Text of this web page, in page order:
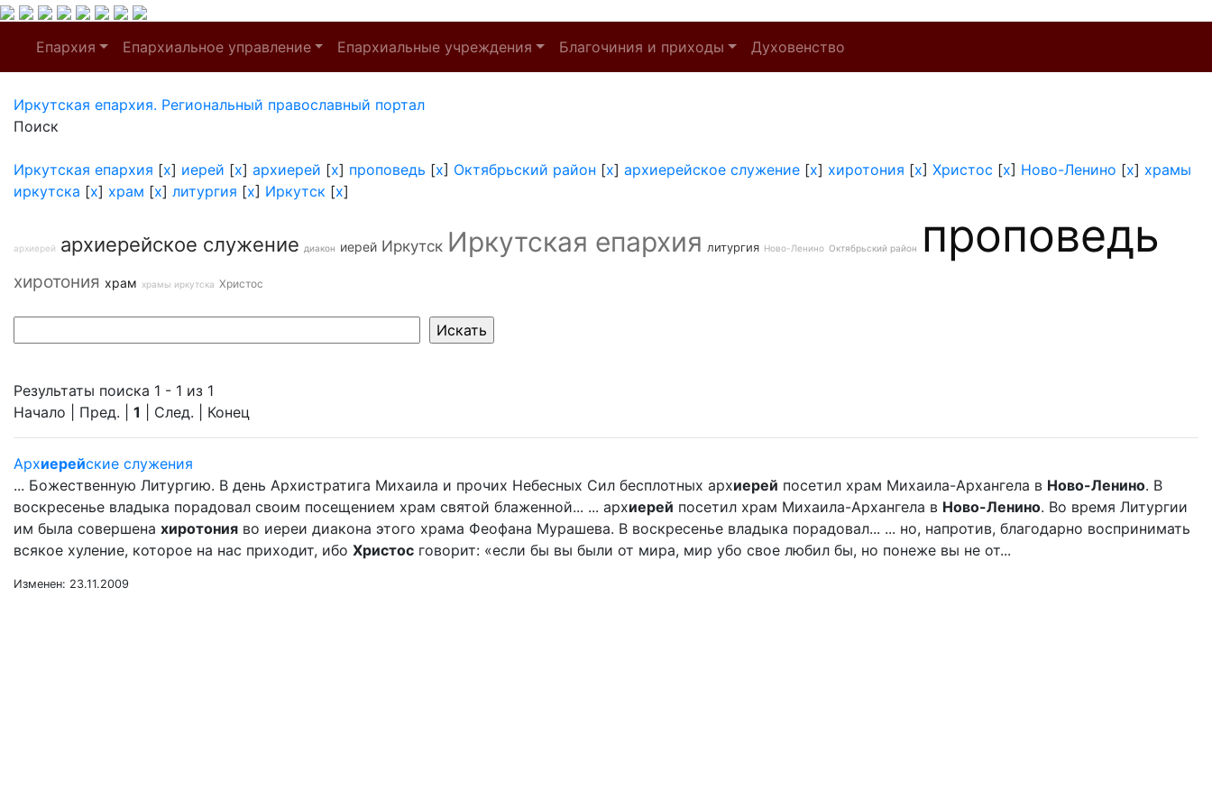
Епархия Епархиальное управление Епархиальные учреждения Благочиния и приходы Духовенство
Иркутская епархия. Региональный православный портал
Поиск
Иркутская епархия [x] иерей [x] архиерей [x] проповедь [x] Октябрьский район [x] архиерейское служение [x] хиротония [x] Христос [x] Ново-Ленино [x] храмы
иркутска [x] храм [x] литургия [x] Иркутск [x]
архиерей архиерейское служение диакон иерей Иркутск Иркутская епархия литургия Ново-Ленино Октябрьский район проповедь
хиротония храм храмы иркутска Христос
Результаты поиска 1 - 1 из 1
Начало | Пред. | 1 | След. | Конец
Архиерейские служения
... Божественную Литургию. В день Архистратига Михаила и прочих Небесных Сил бесплотных архиерей посетил храм Михаила-Архангела в Ново-Ленино. В
воскресенье владыка порадовал своим посещением храм святой блаженной... ... архиерей посетил храм Михаила-Архангела в Ново-Ленино. Во время Литургии
им была совершена хиротония во иереи диакона этого храма Феофана Мурашева. В воскресенье владыка порадовал... ... но, напротив, благодарно воспринимать
всякое хуление, которое на нас приходит, ибо Христос говорит: «если бы вы были от мира, мир убо свое любил бы, но понеже вы не от...
Изменен: 23.11.2009